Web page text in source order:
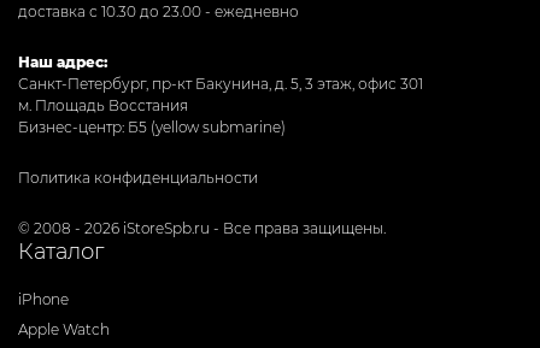
доставка с 10.30 до 23.00 - ежедневно
Наш адрес:
Санкт-Петербург, пр-кт Бакунина, д. 5, 3 этаж, офис 301
м. Площадь Восстания
Бизнес-центр: Б5 (yellow submarine)
Политика конфиденциальности
© 2008 - 2026 iStoreSpb.ru - Все права защищены.
Каталог
iPhone
Apple Watch